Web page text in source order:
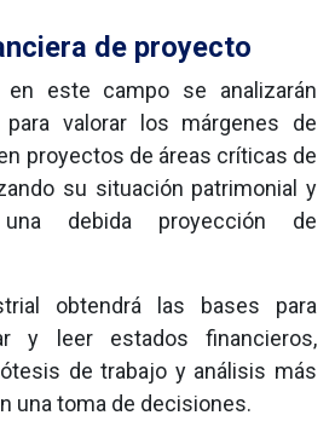
de proyecto
en este campo se analizarán
valorar los márgenes de
proyectos de áreas críticas de
su situación patrimonial y
debida proyección de
obtendrá las bases para
y leer estados financieros,
de trabajo y análisis más
una toma de decisiones.